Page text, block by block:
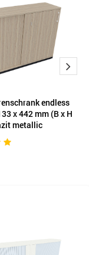
endless
x 442 mm (B x H
metallic